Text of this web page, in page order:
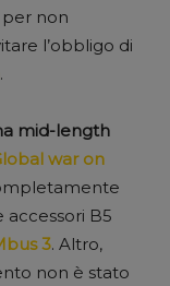
per non
l’obbligo di
.
mid-length
war on
B5
3. Altro,
non è stato